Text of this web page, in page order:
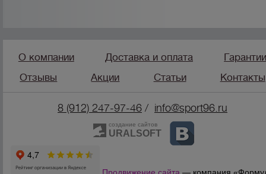
О компании Доставка и оплата
Отзывы
Акции Статьи Контакты
8 (912) 247-97-46 / info@sport96.ru
создание сайтов
URALSOFT